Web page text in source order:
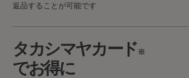
返品することが可能です
タカシマヤカード※
でお得に